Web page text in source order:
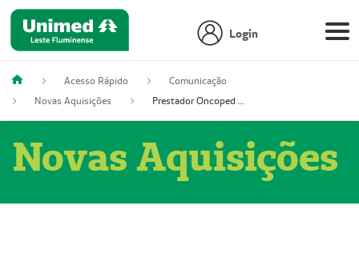
Login
Acesso Rápido
Comunicação
Novas Aquisições
Prestador Oncoped Serviços Médicos (51004335-0)
Novas Aquisições